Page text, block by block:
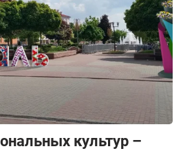
культур –